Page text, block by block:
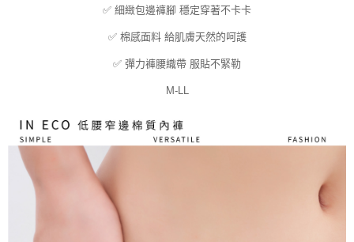
✅ 細緻包邊褲腳 穩定穿著不卡卡
✅ 棉感面料 給肌膚天然的呵護
✅ 彈力褲腰織帶 服貼不緊勒
M-LL